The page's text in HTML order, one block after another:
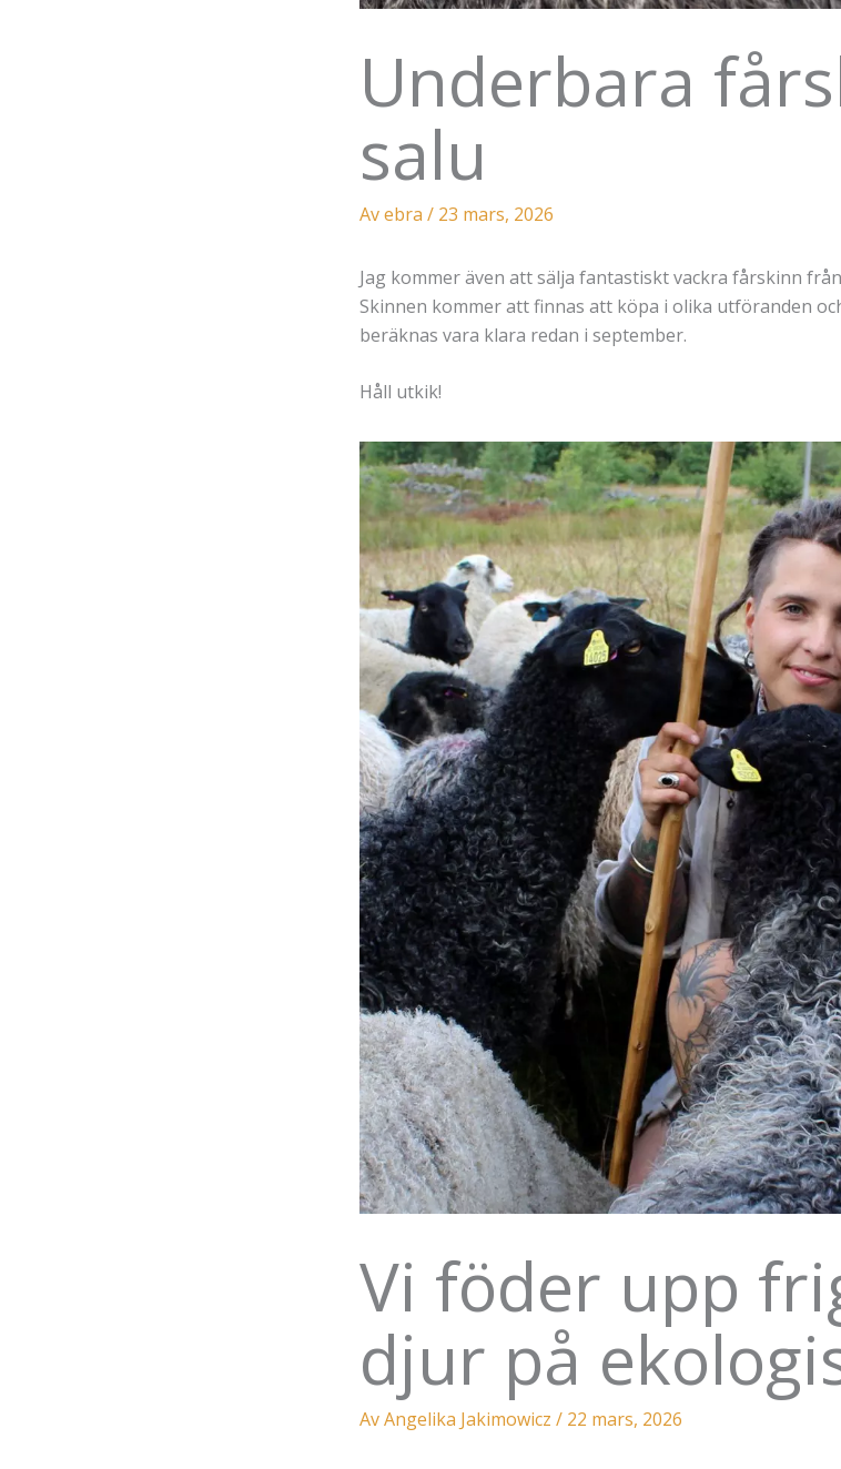
Underbara
salu
Avebra / 23 mars, 2026
Jag kommer även att sälja fantastiskt vackra fårskinn
Skinnen kommer att finnas att köpa i olika utföranden
beräknas vara klara redan i september.
Håll utkik!
Vi föder upp
djur på
AvAngelika Jakimowicz / 22 mars, 2026